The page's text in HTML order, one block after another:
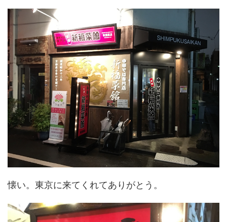
懐い。東京に来てくれてありがとう。